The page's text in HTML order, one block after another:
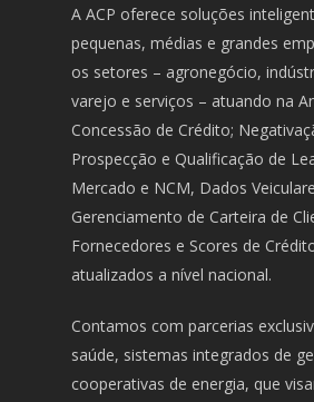
A ACP oferece soluções
pequenas, médias e grandes
os setores – agronegócio,
varejo e serviços – atuando na
Concessão de Crédito;
Prospecção e Qualificação de
Mercado e NCM, Dados
Gerenciamento de Carteira de
Fornecedores e Scores de
atualizados a nível nacional.
Contamos com parcerias
saúde, sistemas integrados de
cooperativas de energia, que